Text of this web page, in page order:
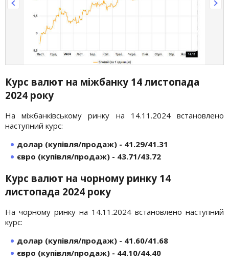
Курс валют на міжбанку 14 листопада
2024 року
На міжбанківському ринку на 14.11.2024 встановлено
наступний курс:
долар (купівля/продаж) - 41.29/41.31
євро (купівля/продаж) - 43.71/43.72
Курс валют на чорному ринку 14
листопада 2024 року
На чорному ринку на 14.11.2024 встановлено наступний
курс:
долар (купівля/продаж) - 41.60/41.68
євро (купівля/продаж) - 44.10/44.40